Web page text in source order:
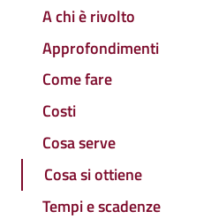
A chi è rivolto
Approfondimenti
Come fare
Costi
Cosa serve
Cosa si ottiene
Tempi e scadenze